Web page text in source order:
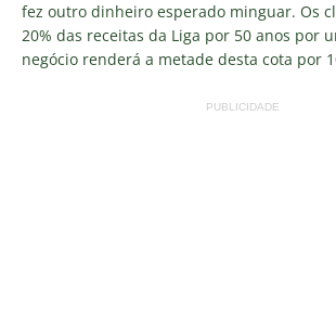
fez outro dinheiro esperado minguar. Os
20% das receitas da Liga por 50 anos por
negócio renderá a metade desta cota por
PUBLICIDADE